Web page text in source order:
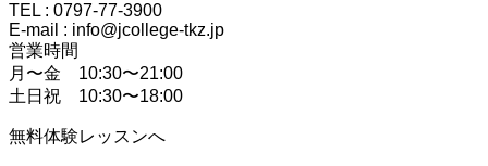
TEL : 0797-77-3900
E-mail : info@jcollege-tkz.jp
営業時間
月〜金 10:30〜21:00
土日祝 10:30〜18:00
無料体験レッスンへ